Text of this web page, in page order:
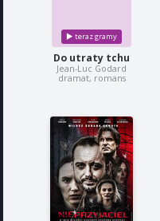
Do utraty tchu
Jean-Luc Godard
dramat, romans